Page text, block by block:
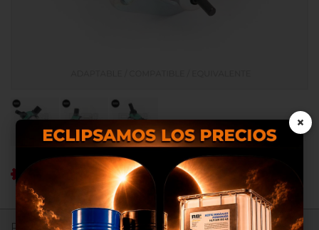
Ref RB: RB005033.OR
Registrate para ver precios.
Nosotros utilizamos cookies
propias y de terceros para
proporcionarte una mejor
×